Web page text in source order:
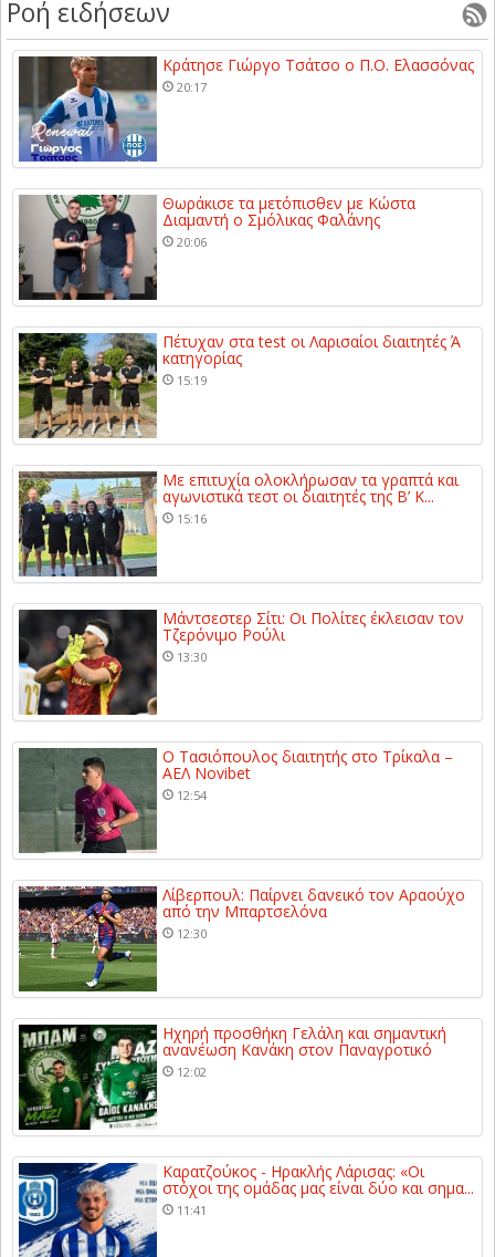
Ροή ειδήσεων
Κράτησε Γιώργο Τσάτσο ο Π.Ο. Ελασσόνας
20:17
Θωράκισε τα μετόπισθεν με Κώστα
Διαμαντή ο Σμόλικας Φαλάνης
20:06
Πέτυχαν στα test οι Λαρισαίοι διαιτητές Ά
κατηγορίας
15:19
Με επιτυχία ολοκλήρωσαν τα γραπτά και
αγωνιστικά τεστ οι διαιτητές της Β’ Κ...
15:16
Μάντσεστερ Σίτι: Οι Πολίτες έκλεισαν τον
Τζερόνιμο Ρούλι
13:30
Ο Τασιόπουλος διαιτητής στο Τρίκαλα –
ΑΕΛ Novibet
12:54
Λίβερπουλ: Παίρνει δανεικό τον Αραούχο
από την Μπαρτσελόνα
12:30
Ηχηρή προσθήκη Γελάλη και σημαντική
ανανέωση Κανάκη στον Παναγροτικό
12:02
Καρατζούκος - Ηρακλής Λάρισας: «Οι
στόχοι της ομάδας μας είναι δύο και σημα...
11:41